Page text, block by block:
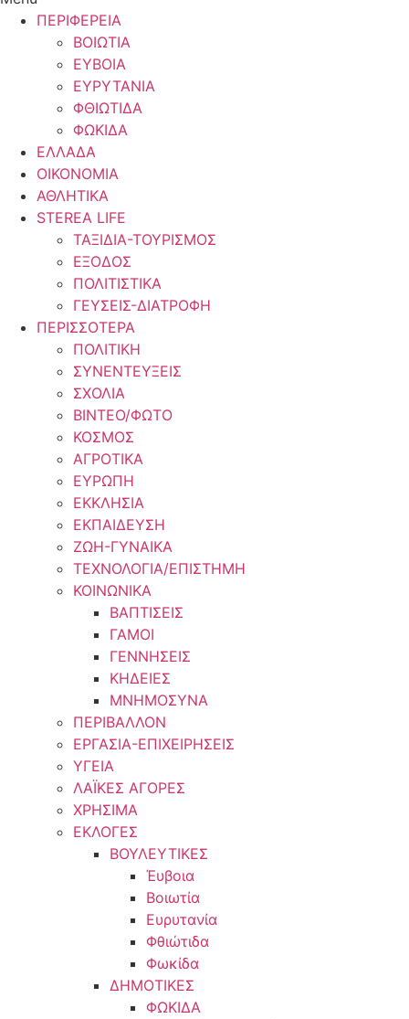
ΠΕΡΙΦΕΡΕΙΑ
ΒΟΙΩΤΙΑ
ΕΥΒΟΙΑ
ΕΥΡΥΤΑΝΙΑ
ΦΘΙΩΤΙΔΑ
ΦΩΚΙΔΑ
ΕΛΛΑΔΑ
ΟΙΚΟΝΟΜΙΑ
ΑΘΛΗΤΙΚΑ
STEREA LIFE
ΤΑΞΙΔΙΑ-ΤΟΥΡΙΣΜΟΣ
ΕΞΟΔΟΣ
ΠΟΛΙΤΙΣΤΙΚΑ
ΓΕΥΣΕΙΣ-ΔΙΑΤΡΟΦΗ
ΠΕΡΙΣΣΟΤΕΡΑ
ΠΟΛΙΤΙΚΗ
ΣΥΝΕΝΤΕΥΞΕΙΣ
ΣΧΟΛΙΑ
ΒΙΝΤΕΟ/ΦΩΤΟ
ΚΟΣΜΟΣ
ΑΓΡΟΤΙΚΑ
ΕΥΡΩΠΗ
ΕΚΚΛΗΣΙΑ
ΕΚΠΑΙΔΕΥΣΗ
ΖΩΗ-ΓΥΝΑΙΚΑ
ΤΕΧΝΟΛΟΓΙΑ/ΕΠΙΣΤΗΜΗ
ΚΟΙΝΩΝΙΚΑ
ΒΑΠΤΙΣΕΙΣ
ΓΑΜΟΙ
ΓΕΝΝΗΣΕΙΣ
ΚΗΔΕΙΕΣ
ΜΝΗΜΟΣΥΝΑ
ΠΕΡΙΒΑΛΛΟΝ
ΕΡΓΑΣΙΑ-ΕΠΙΧΕΙΡΗΣΕΙΣ
ΥΓΕΙΑ
ΛΑΪΚΕΣ ΑΓΟΡΕΣ
ΧΡΗΣΙΜΑ
ΕΚΛΟΓΕΣ
ΒΟΥΛΕΥΤΙΚΕΣ
Έυβοια
Βοιωτία
Ευρυτανία
Φθιώτιδα
Φωκίδα
ΔΗΜΟΤΙΚΕΣ
ΦΩΚΙΔΑ